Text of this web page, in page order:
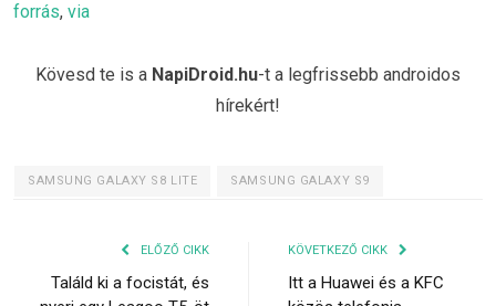
forrás, via
Kövesd te is a NapiDroid.hu-t a legfrissebb androidos
hírekért!
SAMSUNG GALAXY S8 LITE SAMSUNG GALAXY S9
ELŐZŐ CIKK
Találd ki a focistát, és
KÖVETKEZŐ CIKK
Itt a Huawei és a KFC